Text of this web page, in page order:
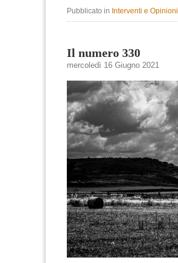
Pubblicato in Interventi e Opinioni
Il numero 330
mercoledì 16 Giugno 2021